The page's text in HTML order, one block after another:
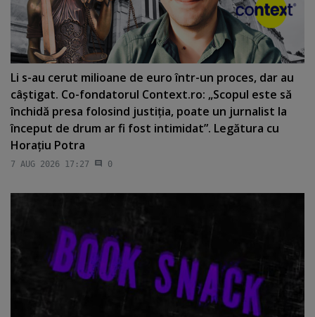
Li s-au cerut milioane de euro într-un proces, dar au
câştigat. Co-fondatorul Context.ro: „Scopul este să
închidă presa folosind justiţia, poate un jurnalist la
început de drum ar fi fost intimidat”. Legătura cu
Horaţiu Potra
7 AUG 2026 17:27 0